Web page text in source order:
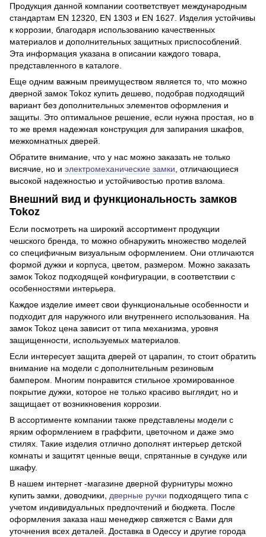
Продукция данной компании соответствует международным
стандартам EN 12320, EN 1303 и EN 1627. Изделия устойчивы
к коррозии, благодаря использованию качественных
материалов и дополнительных защитных приспособлений.
Эта информация указана в описании каждого товара,
представленного в каталоге.
Еще одним важным преимуществом является то, что можно
дверной замок Tokoz купить дешево, подобрав подходящий
вариант без дополнительных элементов оформления и
защиты. Это оптимальное решение, если нужна простая, но в
то же время надежная конструкция для запирания шкафов,
межкомнатных дверей.
Обратите внимание, что у нас можно заказать не только
висячие, но и электромеханические замки , отличающиеся
высокой надежностью и устойчивостью против взлома.
Внешний вид и функциональность замков
Tokoz
Если посмотреть на широкий ассортимент продукции
чешского бренда, то можно обнаружить множество моделей
со специфичным визуальным оформлением. Они отличаются
формой дужки и корпуса, цветом, размером. Можно заказать
замок Tokoz подходящей конфигурации, в соответствии с
особенностями интерьера.
Каждое изделие имеет свои функциональные особенности и
подходит для наружного или внутреннего использования. На
замок Tokoz цена зависит от типа механизма, уровня
защищенности, используемых материалов.
Если интересует защита дверей от царапин, то стоит обратить
внимание на модели с дополнительным резиновым
бампером. Многим понравится стильное хромированное
покрытие дужки, которое не только красиво выглядит, но и
защищает от возникновения коррозии.
В ассортименте компании также представлены модели с
ярким оформлением в граффити, цветочном и даже эмо
стилях. Такие изделия отлично дополнят интерьер детской
комнаты и защитят ценные вещи, спрятанные в сундуке или
шкафу.
В нашем интернет -магазине дверной фурнитуры можно
купить замки, доводчики, дверные ручки подходящего типа с
учетом индивидуальных предпочтений и бюджета. После
оформления заказа наш менеджер свяжется с Вами для
уточнения всех деталей. Доставка в Одессу и другие города